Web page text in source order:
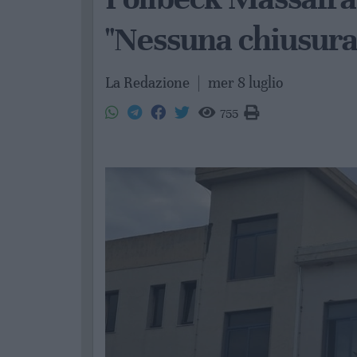
"Nessuna
La Redazione mer 8 luglio
755